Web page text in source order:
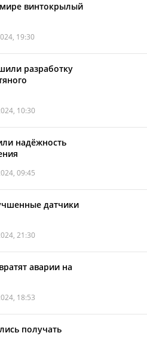
винтокрылый
19:30
разработку
10:30
надёжность
09:45
датчики
21:30
аварии на
18:53
получать